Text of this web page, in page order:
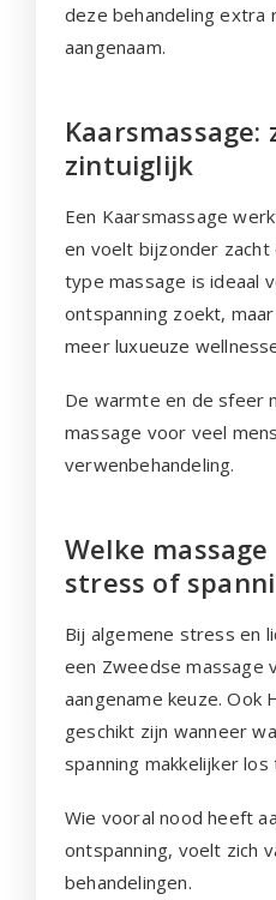
deze behandeling extra
aangenaam.
zintuiglijk
Een Kaarsmassage
en voelt bijzonder zacht
type massage is ideaal
ontspanning zoekt,
meer luxueuze
De warmte en de sfeer
massage voor veel
verwenbehandeling.
Welke
stress of
Bij algemene stress en
een Zweedse massage
aangename keuze. Ook
geschikt zijn wanneer
spanning makkelijker los
Wie vooral nood heeft
ontspanning, voelt zich
behandelingen.